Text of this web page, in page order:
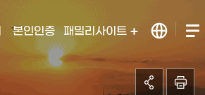
본인인증 패밀리사이트